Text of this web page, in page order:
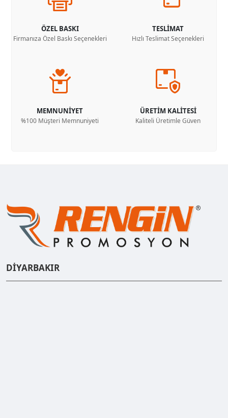
ÖZEL BASKI
Firmanıza Özel Baskı Seçenekleri
TESLİMAT
Hızlı Teslimat Seçenekleri
MEMNUNİYET
%100 Müşteri Memnuniyeti
ÜRETİM KALİTESİ
Kaliteli Üretimle Güven
DİYARBAKIR